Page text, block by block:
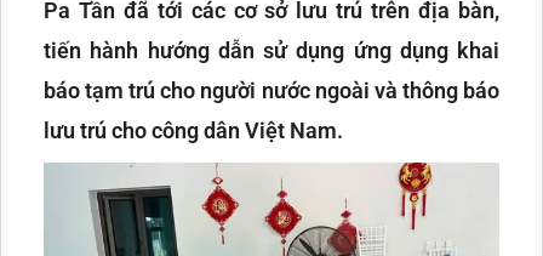
Pa Tần đã tới các cơ sở lưu trú trên địa bàn,
tiến hành hướng dẫn sử dụng ứng dụng khai
báo tạm trú cho người nước ngoài và thông báo
lưu trú cho công dân Việt Nam.